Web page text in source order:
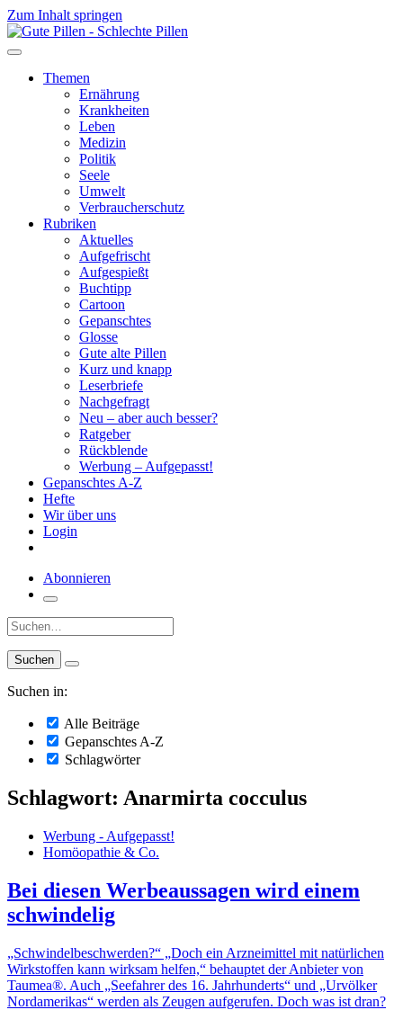
Zum Inhalt springen
Themen
Ernährung
Krankheiten
Leben
Medizin
Politik
Seele
Umwelt
Verbraucherschutz
Rubriken
Aktuelles
Aufgefrischt
Aufgespießt
Buchtipp
Cartoon
Gepanschtes
Glosse
Gute alte Pillen
Kurz und knapp
Leserbriefe
Nachgefragt
Neu – aber auch besser?
Ratgeber
Rückblende
Werbung – Aufgepasst!
Gepanschtes A-Z
Hefte
Wir über uns
Login
Abonnieren
Suche:
Suchen in:
Alle Beiträge
Gepanschtes A-Z
Schlagwörter
Schlagwort: Anarmirta cocculus
Werbung - Aufgepasst!
Homöopathie & Co.
Bei diesen Werbeaussagen wird einem
schwindelig
„Schwindelbeschwerden?“ „Doch ein Arzneimittel mit natürlichen
Wirkstoffen kann wirksam helfen,“ behauptet der Anbieter von
Taumea®. Auch „Seefahrer des 16. Jahrhunderts“ und „Urvölker
Nordamerikas“ werden als Zeugen aufgerufen. Doch was ist dran?